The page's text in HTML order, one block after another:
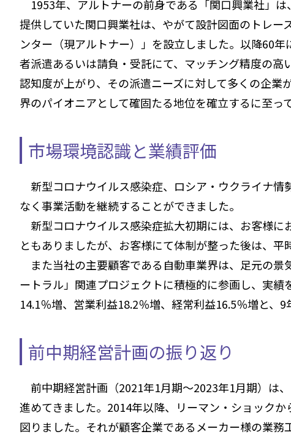
1953年、アルトナーの前身である「関口興業社」
提供していた関口興業社は、やがて設計図面のトレ
ンター（現アルトナー）」を設立しました。以降60
者派遣あるいは請負・受託にて、マッチング精度の
認知度が上がり、その派遣ニーズに対して多くの企
界のパイオニアとして確固たる地位を確立するに至っ
市場環境認識と業績評価
新型コロナウイルス感染症、ロシア・ウクライナ情
なく事業活動を継続することができました。
新型コロナウイルス感染症拡大初期には、お客様に
ともありましたが、お客様にて体制が整った後は、平
また当社の主要顧客である自動車業界は、足元の景
ートラル」関連プロジェクトに積極的に参画し、実
14.1％増、営業利益18.2％増、経常利益16.5％増と、9
前中期経営計画の振り返り
前中期経営計画（2021年1月期～2023年1月期）は
進めてきました。2014年以降、リーマン・ショック
図りました。それが顧客企業であるメーカー様の業